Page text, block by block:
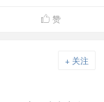
 赞
+ 关注